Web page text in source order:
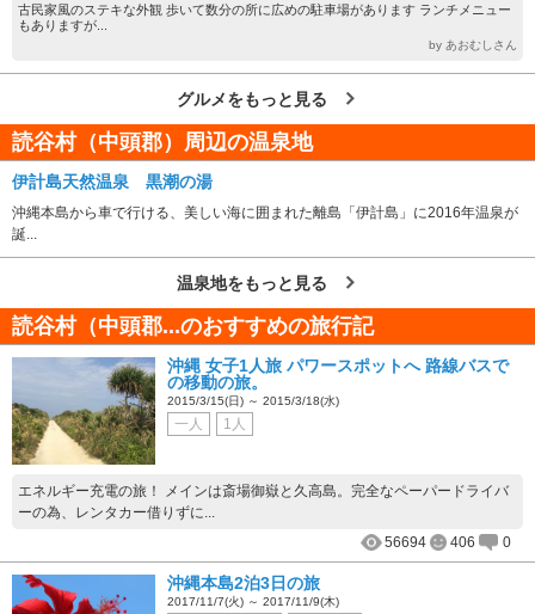
古民家風のステキな外観 歩いて数分の所に広めの駐車場があります ランチメニュー
もありますが...
by あおむしさん
グルメをもっと見る
読谷村（中頭郡）周辺の温泉地
伊計島天然温泉 黒潮の湯
沖縄本島から車で行ける、美しい海に囲まれた離島「伊計島」に2016年温泉が
誕...
温泉地をもっと見る
読谷村（中頭郡...のおすすめの旅行記
沖縄 女子1人旅 パワースポットへ 路線バスで
の移動の旅。
2015/3/15(日) ～ 2015/3/18(水)
一人 1人
エネルギー充電の旅！ メインは斎場御嶽と久高島。完全なペーパードライバ
ーの為、レンタカー借りずに...
56694
406 0
沖縄本島2泊3日の旅
2017/11/7(火) ～ 2017/11/9(木)